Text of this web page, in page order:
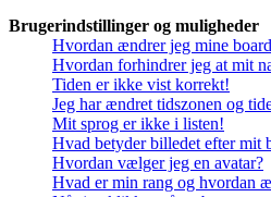
Brugerindstillinger og muligheder
Hvordan ændrer jeg mine
Hvordan forhindrer jeg at mit
Tiden er ikke vist korrekt!
Jeg har ændret tidszonen og
Mit sprog er ikke i listen!
Hvad betyder billedet efter mit
Hvordan vælger jeg en avatar?
Hvad er min rang og hvordan